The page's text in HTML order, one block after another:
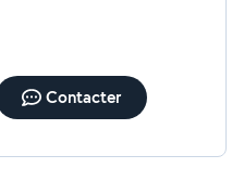
Contacter